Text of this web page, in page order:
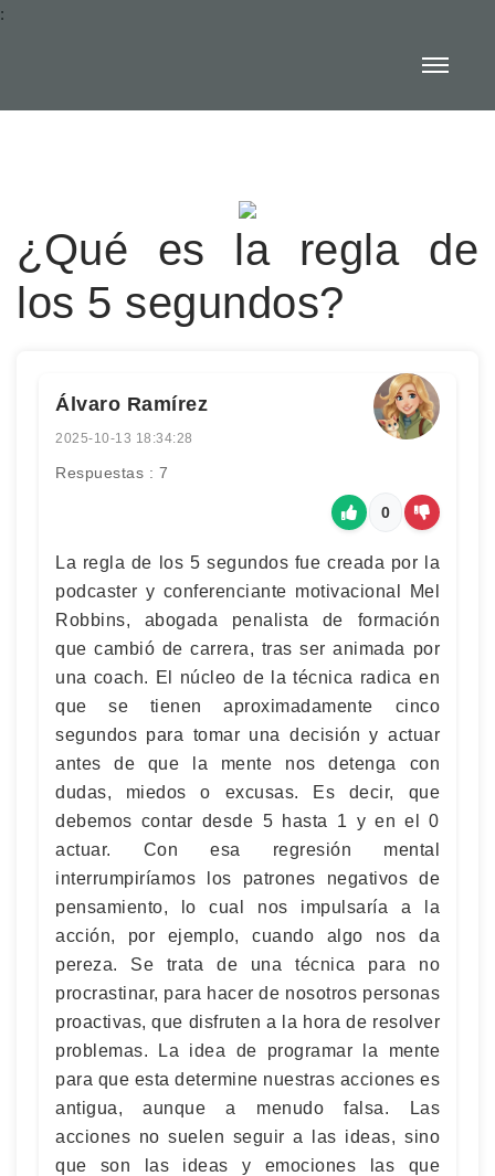
:
¿Qué es la regla de
los 5 segundos?
Álvaro Ramírez
2025-10-13 18:34:28
Respuestas : 7
0
La regla de los 5 segundos fue creada por la
podcaster y conferenciante motivacional Mel
Robbins, abogada penalista de formación
que cambió de carrera, tras ser animada por
una coach. El núcleo de la técnica radica en
que se tienen aproximadamente cinco
segundos para tomar una decisión y actuar
antes de que la mente nos detenga con
dudas, miedos o excusas. Es decir, que
debemos contar desde 5 hasta 1 y en el 0
actuar. Con esa regresión mental
interrumpiríamos los patrones negativos de
pensamiento, lo cual nos impulsaría a la
acción, por ejemplo, cuando algo nos da
pereza. Se trata de una técnica para no
procrastinar, para hacer de nosotros personas
proactivas, que disfruten a la hora de resolver
problemas. La idea de programar la mente
para que esta determine nuestras acciones es
antigua, aunque a menudo falsa. Las
acciones no suelen seguir a las ideas, sino
que son las ideas y emociones las que